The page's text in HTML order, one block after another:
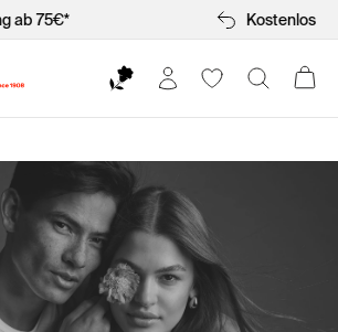
Kostenlose Lieferung ab 75€*